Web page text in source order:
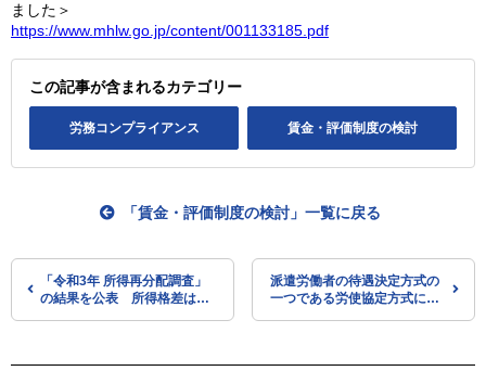
ました＞
https://www.mhlw.go.jp/content/001133185.pdf
この記事が含まれるカテゴリー
労務コンプライアンス 賃金・評価制度の検討
「令和3年 所得再分配調査」
の結果を公表 所得格差は依
「賃金・評価制度の検討」一覧に戻る
派遣労働者の待遇決定方式の
一つである労使協定方式につ